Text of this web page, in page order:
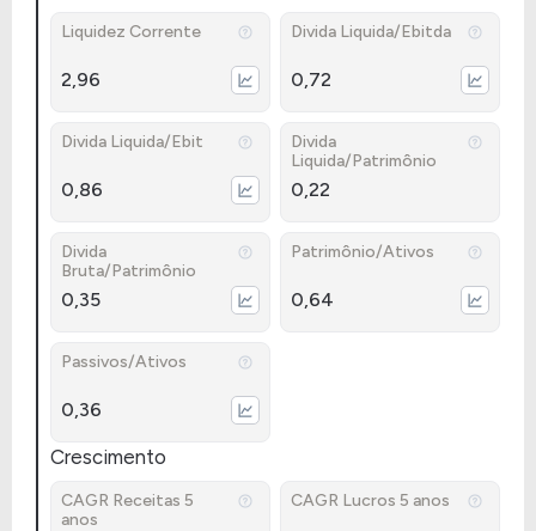
Liquidez Corrente
2,96
Divida Liquida/Ebitda
0,72
Divida Liquida/Ebit
0,86
Divida
Liquida/Patrimônio
0,22
Divida
Bruta/Patrimônio
0,35
Patrimônio/Ativos
0,64
Passivos/Ativos
0,36
Crescimento
CAGR Receitas 5
anos
CAGR Lucros 5 anos